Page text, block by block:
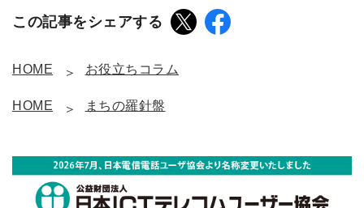
この記事をシェアする
HOME お役立ちコラム
HOME まちの羅針盤